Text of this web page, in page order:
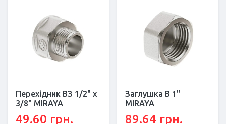
Перехідник ВЗ 1/2" x
3/8" MIRAYA
49.60 грн.
Заглушка В 1"
MIRAYA
89.64 грн.